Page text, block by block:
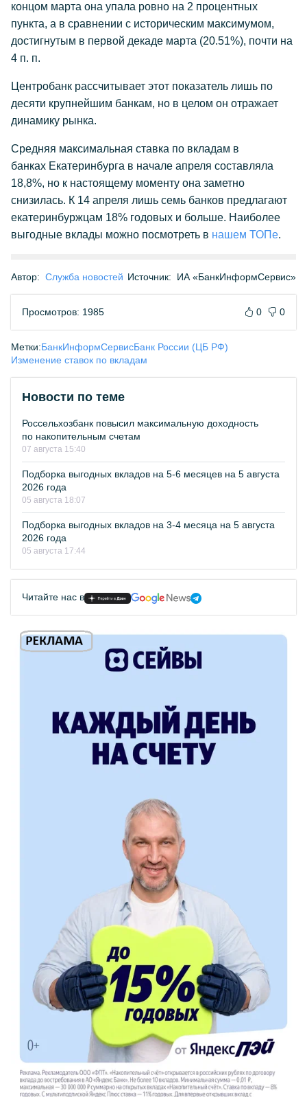
концом марта она упала ровно на 2 процентных
пункта, а в сравнении с историческим максимумом,
достигнутым в первой декаде марта (20.51%), почти на
4 п. п.
Центробанк рассчитывает этот показатель лишь по
десяти крупнейшим банкам, но в целом он отражает
динамику рынка.
Средняя максимальная ставка по вкладам в
банках Екатеринбурга в начале апреля составляла
18,8%, но к настоящему моменту она заметно
снизилась. К 14 апреля лишь семь банков предлагают
екатеринбуржцам 18% годовых и больше. Наиболее
выгодные вклады можно посмотреть в нашем ТОПе.
Автор: Служба новостей Источник: ИА «БанкИнформСервис»
Просмотров: 1985 0 0
Метки:БанкИнформСервисБанк России (ЦБ РФ)
Изменение ставок по вкладам
Новости по теме
Россельхозбанк повысил максимальную доходность
по накопительным счетам
07 августа 15:40
Подборка выгодных вкладов на 5-6 месяцев на 5 августа
2026 года
05 августа 18:07
Подборка выгодных вкладов на 3-4 месяца на 5 августа
2026 года
05 августа 17:44
Читайте нас в